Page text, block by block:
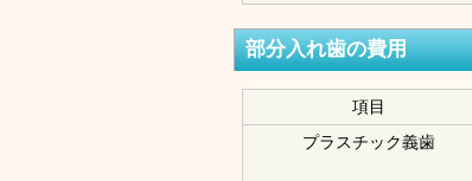
部分入れ歯の費用
項目
プラスチック義歯